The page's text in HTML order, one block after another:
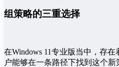
组策略的三重选择
在Windows 11专业版当中，存
户能够在一条路径下找到这个